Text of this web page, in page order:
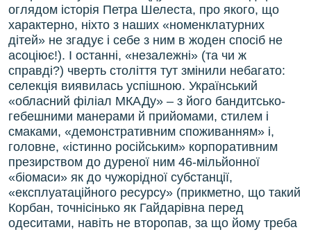
оглядом історія Петра Шелеста, про якого, що
характерно, ніхто з наших «номенклатурних
дітей» не згадує і себе з ним в жоден спосіб не
асоціює!). І останні, «незалежні» (та чи ж
справді?) чверть століття тут змінили небагато:
селекція виявилась успішною. Український
«обласний філіал МКАДу» – з його бандитсько-
гебешними манерами й прийомами, стилем і
смаками, «демонстративним споживанням» і,
головне, «істинно російським» корпоративним
презирством до дуреної ним 46-мільйонної
«біомаси» як до чужорідної субстанції,
«експлуатаційного ресурсу» (прикметно, що такий
Корбан, точнісінько як Гайдарівна перед
одеситами, навіть не второпав, за що йому треба